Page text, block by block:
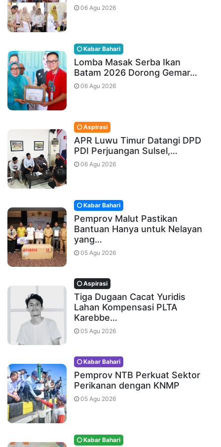
06 Agu 2026
Kabar Bahari
Lomba Masak Serba Ikan
Batam 2026 Dorong Gemar…
06 Agu 2026
Aspirasi
APR Luwu Timur Datangi DPD
PDI Perjuangan Sulsel,…
06 Agu 2026
Kabar Bahari
Pemprov Malut Pastikan
Bantuan Hanya untuk Nelayan
yang…
05 Agu 2026
Aspirasi
Tiga Dugaan Cacat Yuridis
Lahan Kompensasi PLTA
Karebbe…
05 Agu 2026
Kabar Bahari
Pemprov NTB Perkuat Sektor
Perikanan dengan KNMP
05 Agu 2026
Kabar Bahari